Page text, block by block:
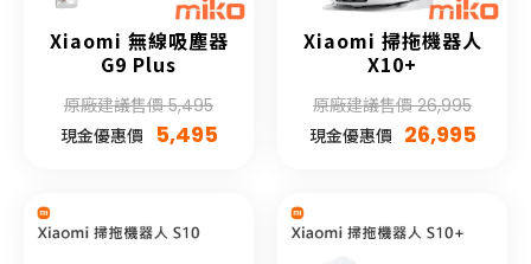
Xiaomi 無線吸塵器
G9 Plus
原廠建議售價 5,495
現金優惠價
5,495
Xiaomi 掃拖機器人
X10+
原廠建議售價 26,995
現金優惠價 26,995